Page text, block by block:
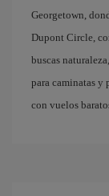
Georgetown,
Dupont Circle,
buscas
para caminatas y
con vuelos